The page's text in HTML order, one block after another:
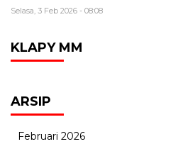
Selasa, 3 Feb 2026 - 08:08
KLAPY MM
ARSIP
Februari 2026